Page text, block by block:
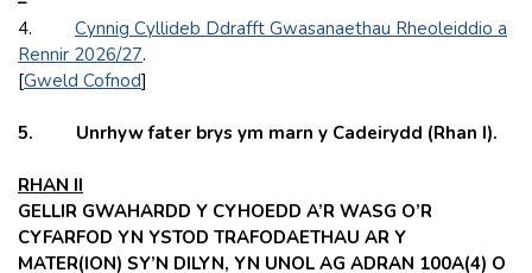
4. Cynnig Cyllideb Ddrafft Gwasanaethau Rheoleiddio a
Rennir 2026/27.
[Gweld Cofnod]
5. Unrhyw fater brys ym marn y Cadeirydd (Rhan I).
RHAN II
GELLIR GWAHARDD Y CYHOEDD A’R WASG O’R
CYFARFOD YN YSTOD TRAFODAETHAU AR Y
MATER(ION) SY’N DILYN, YN UNOL AG ADRAN 100A(4) O